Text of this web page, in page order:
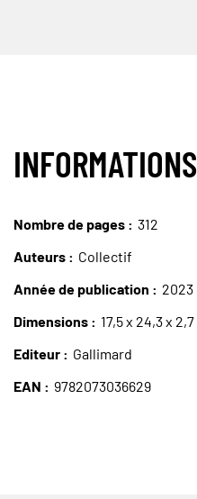
Nombre de pages
312
Auteurs
Collectif
Année de publication
2023
Dimensions
17,5 x 24,3 x
Editeur
Gallimard
EAN
9782073036629